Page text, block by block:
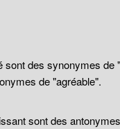
sont des synonymes de
de "agréable".
sont des